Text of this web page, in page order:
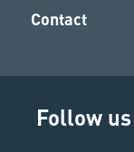
Contact
Follow us